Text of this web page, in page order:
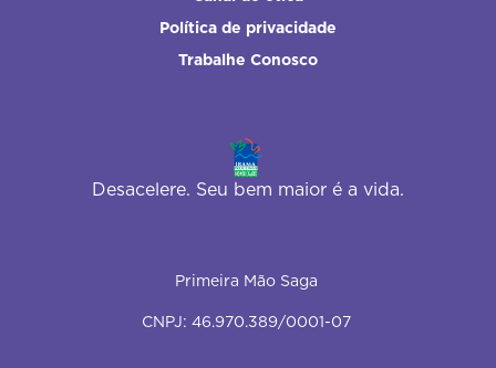
Política de privacidade
Trabalhe Conosco
Desacelere. Seu bem maior é a vida.
Primeira Mão Saga
CNPJ: 46.970.389/0001-07